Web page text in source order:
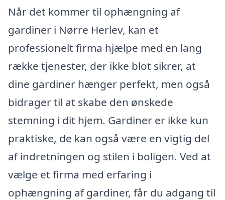
Når det kommer til ophængning af
gardiner i Nørre Herlev, kan et
professionelt firma hjælpe med en lang
række tjenester, der ikke blot sikrer, at
dine gardiner hænger perfekt, men også
bidrager til at skabe den ønskede
stemning i dit hjem. Gardiner er ikke kun
praktiske, de kan også være en vigtig del
af indretningen og stilen i boligen. Ved at
vælge et firma med erfaring i
ophængning af gardiner, får du adgang til